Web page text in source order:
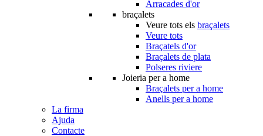
Arracades d'or
braçalets
Veure tots els braçalets
Veure tots
Braçatels d'or
Braçalets de plata
Polseres riviere
Joieria per a home
Braçalets per a home
Anells per a home
La firma
Ajuda
Contacte